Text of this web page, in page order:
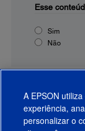
Esse
Sim
Não
A EPSON
experiência,
personalizar o